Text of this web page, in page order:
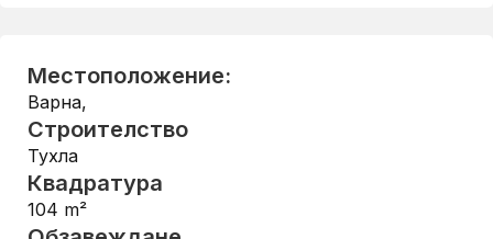
Местоположение:
Варна,
Строителство
Тухла
Квадратура
104 m²